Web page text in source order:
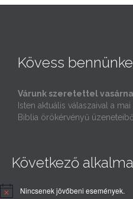
Kövess
Várunk szeretettel
Isten aktuális válaszaival a
Biblia örökérvényű
Következő
Nincsenek jövőbeni események.